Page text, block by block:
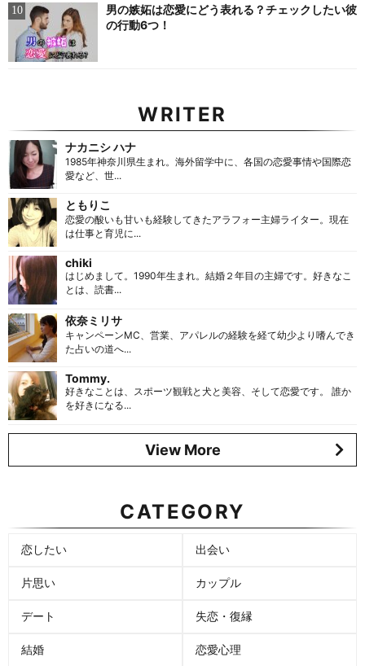
男の嫉妬は恋愛にどう表れる？チェックしたい彼
の行動6つ！
WRITER
ナカニシ ハナ
1985年神奈川県生まれ。海外留学中に、各国の恋愛事情や国際恋
愛など、世...
ともりこ
恋愛の酸いも甘いも経験してきたアラフォー主婦ライター。現在
は仕事と育児に...
chiki
はじめまして。1990年生まれ。結婚２年目の主婦です。好きなこ
とは、読書...
依奈ミリサ
キャンペーンMC、営業、アパレルの経験を経て幼少より嗜んでき
た占いの道へ...
Tommy.
好きなことは、スポーツ観戦と犬と美容、そして恋愛です。 誰か
を好きになる...
View More
CATEGORY
恋したい 出会い
片思い カップル
デート 失恋・復縁
結婚 恋愛心理